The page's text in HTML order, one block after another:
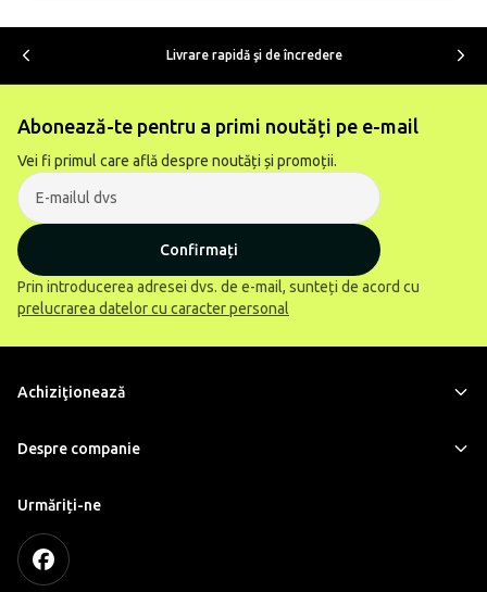
Livrare rapidă şi de încredere
Abonează-te pentru a primi noutăți pe e-mail
Vei fi primul care află despre noutăți și promoții.
Confirmați
Prin introducerea adresei dvs. de e-mail, sunteți de acord cu
prelucrarea datelor cu caracter personal
Achiziţionează
Despre companie
Urmăriți-ne